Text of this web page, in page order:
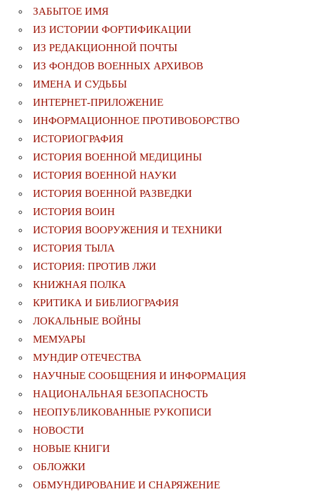
ЗАБЫТОЕ ИМЯ
ИЗ ИСТОРИИ ФОРТИФИКАЦИИ
ИЗ РЕДАКЦИОННОЙ ПОЧТЫ
ИЗ ФОНДОВ ВОЕННЫХ АРХИВОВ
ИМЕНА И СУДЬБЫ
ИНТЕРНЕТ-ПРИЛОЖЕНИЕ
ИНФОРМАЦИОННОЕ ПРОТИВОБОРСТВО
ИСТОРИОГРАФИЯ
ИСТОРИЯ ВОЕННОЙ МЕДИЦИНЫ
ИСТОРИЯ ВОЕННОЙ НАУКИ
ИСТОРИЯ ВОЕННОЙ РАЗВЕДКИ
ИСТОРИЯ ВОИН
ИСТОРИЯ ВООРУЖЕНИЯ И ТЕХНИКИ
ИСТОРИЯ ТЫЛА
ИСТОРИЯ: ПРОТИВ ЛЖИ
КНИЖНАЯ ПОЛКА
КРИТИКА И БИБЛИОГРАФИЯ
ЛОКАЛЬНЫЕ ВОЙНЫ
МЕМУАРЫ
МУНДИР ОТЕЧЕСТВА
НАУЧНЫЕ СООБЩЕНИЯ И ИНФОРМАЦИЯ
НАЦИОНАЛЬНАЯ БЕЗОПАСНОСТЬ
НЕОПУБЛИКОВАННЫЕ РУКОПИСИ
НОВОСТИ
НОВЫЕ КНИГИ
ОБЛОЖКИ
ОБМУНДИРОВАНИЕ И СНАРЯЖЕНИЕ